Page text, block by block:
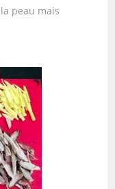
peau mais